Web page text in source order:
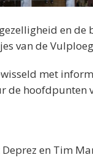
en de
van de
met
de hoofdpunten
en Tim